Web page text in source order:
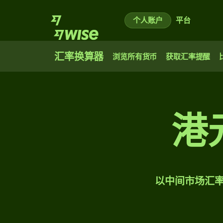
个人账户 平台
汇率换算器 浏览所有货币 获取汇率提醒
港
以中间市场汇